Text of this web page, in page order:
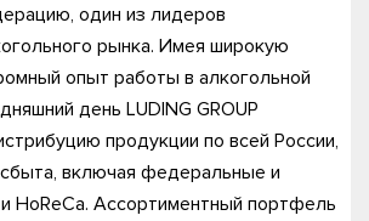
один из лидеров
рынка. Имея широкую
опыт работы в алкогольной
день LUDING GROUP
продукции по всей России,
включая федеральные и
HoReCa. Ассортиментный портфель